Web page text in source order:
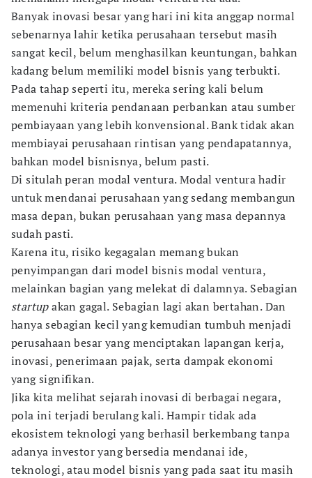
Banyak inovasi besar yang hari ini kita anggap normal
sebenarnya lahir ketika perusahaan tersebut masih
sangat kecil, belum menghasilkan keuntungan, bahkan
kadang belum memiliki model bisnis yang terbukti.
Pada tahap seperti itu, mereka sering kali belum
memenuhi kriteria pendanaan perbankan atau sumber
pembiayaan yang lebih konvensional. Bank tidak akan
membiayai perusahaan rintisan yang pendapatannya,
bahkan model bisnisnya, belum pasti.
Di situlah peran modal ventura. Modal ventura hadir
untuk mendanai perusahaan yang sedang membangun
masa depan, bukan perusahaan yang masa depannya
sudah pasti.
Karena itu, risiko kegagalan memang bukan
penyimpangan dari model bisnis modal ventura,
melainkan bagian yang melekat di dalamnya. Sebagian
startupakan gagal. Sebagian lagi akan bertahan. Dan
hanya sebagian kecil yang kemudian tumbuh menjadi
perusahaan besar yang menciptakan lapangan kerja,
inovasi, penerimaan pajak, serta dampak ekonomi
yang signifikan.
Jika kita melihat sejarah inovasi di berbagai negara,
pola ini terjadi berulang kali. Hampir tidak ada
ekosistem teknologi yang berhasil berkembang tanpa
adanya investor yang bersedia mendanai ide,
teknologi, atau model bisnis yang pada saat itu masih